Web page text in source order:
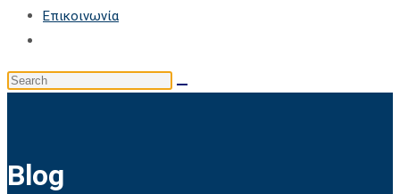
Επικοινωνία
search
Search
Blog